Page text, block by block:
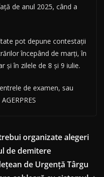
de anul 2025, când a
pot depune contestaţii
începând de marţi, în
şi în zilele de 8 şi 9 iulie.
de examen, sau
organizate alegeri
de demitere
de Urgență Târgu